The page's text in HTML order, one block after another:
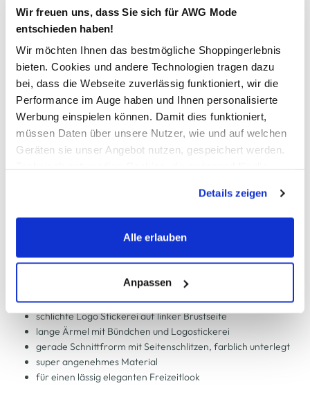
Wir freuen uns, dass Sie sich für AWG Mode
entschieden haben!
Wir möchten Ihnen das bestmögliche Shoppingerlebnis
bieten. Cookies und andere Technologien tragen dazu
bei, dass die Webseite zuverlässig funktioniert, wir die
Performance im Auge haben und Ihnen personalisierte
Werbung einspielen können. Damit dies funktioniert,
müssen Daten über unsere Nutzer, wie und auf welchen
Geräten sie unser Angebot nutzen, gespeichert werden.
werden, werden bei der Nutzung der Webseite auf jeden
Fall gesetzt. Cookies von Drittanbietern für Analyse- oder
Trackingzwecke werden nur dann aktiviert, wenn Sie das
erlauben" bzw. "Alle erlauben" klicken. Mehr dazu
(einschließlich der Möglichkeit, die Einwilligungserklärung
zu ändern oder zu widerrufen) erfahren Sie in unserem
Cookie-Hinweisbzw. derDatenschutzerklärung.
Details zeigen
Alle erlauben
Anpassen
Schneller DHL Versand: in 1–3 Werktagen
Kostenfreie Rücksendung innerhalb 14 Tage
Kostenlose Filiallieferung in Ihre Wunschfiliale
Zur Wunschliste hinzufügen
sportives Poloshirt mit langem Arm von U.S. Polo Assn.
mit Polokragen und kurzer Knopfleiste
schlichte Logo Stickerei auf linker Brustseite
lange Ärmel mit Bündchen und Logostickerei
gerade Schnittfrorm mit Seitenschlitzen, farblich unterlegt
super angenehmes Material
für einen lässig eleganten Freizeitlook